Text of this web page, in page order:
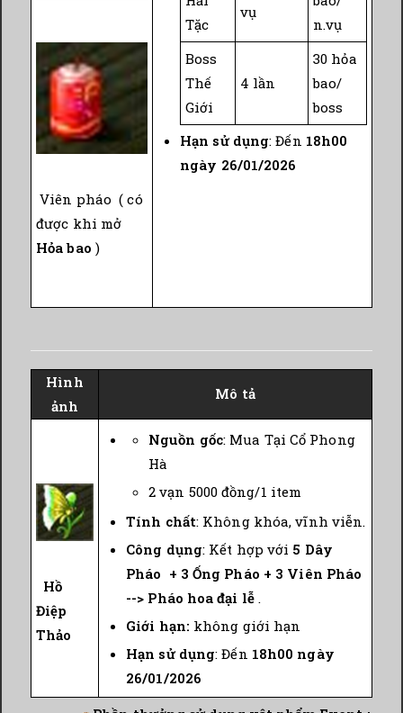
Viên pháo ( có
được khi mở
Hỏa bao )
Tặc
vụ
n.vụ
Boss
Thế
Giới
4 lần
30 hỏa
bao/
boss
Hạn sử dụng: Đến 18h00
ngày 26/01/2026
Hình
ảnh
Mô tả
Hồ
Điệp
Thảo
Nguồn gốc: Mua Tại Cổ Phong
Hà
2 vạn 5000 đồng/1 item
Tính chất: Không khóa, vĩnh viễn.
Công dụng: Kết hợp với 5 Dây
Pháo + 3 Ống Pháo + 3 Viên Pháo
--> Pháo hoa đại lễ.
Giới hạn: không giới hạn
Hạn sử dụng: Đến 18h00 ngày
26/01/2026